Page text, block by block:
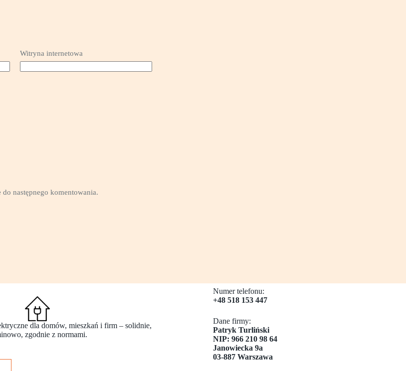
Witryna internetowa
następnego komentowania.
dla domów, mieszkań i firm – solidnie,
zgodnie z normami.
Numer telefonu:
+48 518 153 447
Dane firmy:
​Patryk Turliński
NIP: 966 210 98 64
Janowiecka 9a
03-887 Warszawa